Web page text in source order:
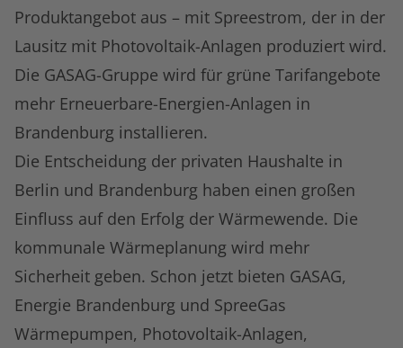
Produktangebot aus – mit Spreestrom, der in der
Lausitz mit Photovoltaik-Anlagen produziert wird.
Die GASAG-Gruppe wird für grüne Tarifangebote
mehr Erneuerbare-Energien-Anlagen in
Brandenburg installieren.
Die Entscheidung der privaten Haushalte in
Berlin und Brandenburg haben einen großen
Einfluss auf den Erfolg der Wärmewende. Die
kommunale Wärmeplanung wird mehr
Sicherheit geben. Schon jetzt bieten GASAG,
Energie Brandenburg und SpreeGas
Wärmepumpen, Photovoltaik-Anlagen,